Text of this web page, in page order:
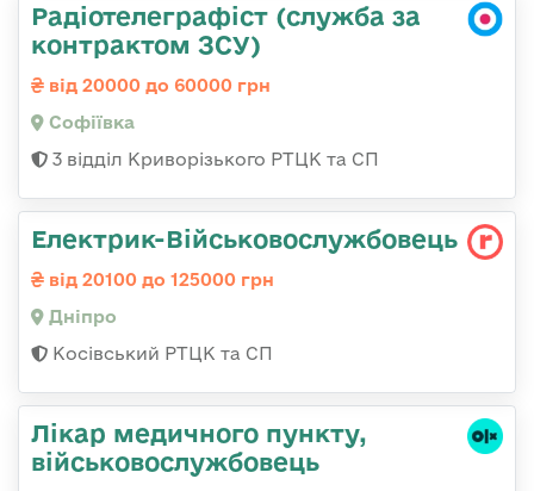
Радіотелеграфіст (служба за
контрактом ЗСУ)
від 20000 до 60000 грн
Софіївка
3 відділ Криворізького РТЦК та СП
Електрик-Військовослужбовець
від 20100 до 125000 грн
Дніпро
Косівський РТЦК та СП
Лікар медичного пункту,
військовослужбовець